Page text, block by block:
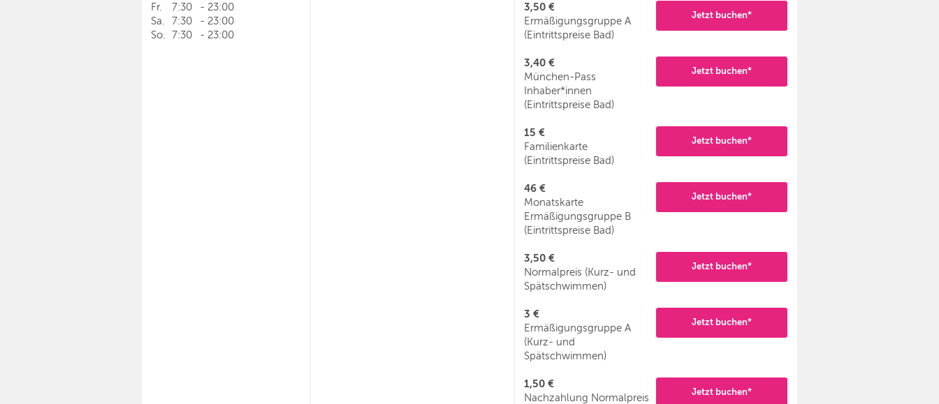
Fr.
7:30 - 23:00
Sa.
7:30 - 23:00
So.
7:30 - 23:00
3,50 €
Ermäßigungsgruppe A
(Eintrittspreise Bad)
Jetzt buchen*
3,40 €
München-Pass
Inhaber*innen
(Eintrittspreise Bad)
Jetzt buchen*
15 €
Familienkarte
(Eintrittspreise Bad)
Jetzt buchen*
46 €
Monatskarte
Ermäßigungsgruppe B
(Eintrittspreise Bad)
Jetzt buchen*
3,50 €
Normalpreis (Kurz- und
Spätschwimmen)
Jetzt buchen*
3 €
Ermäßigungsgruppe A
(Kurz- und
Spätschwimmen)
Jetzt buchen*
1,50 €
Nachzahlung Normalpreis
Jetzt buchen*